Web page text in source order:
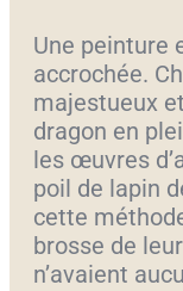
Une peinture
accrochée.
majestueux
dragon en
les œuvres
poil de lapin
cette
brosse de
n’avaient